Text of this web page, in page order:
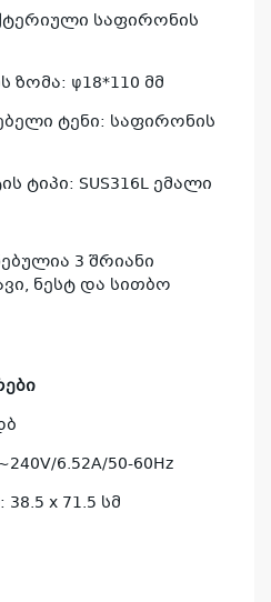
საფირონის
ზომა: φ18*110 მმ
ტენი: საფირონის
ტიპი: SUS316L ემალი
3 შრიანი
ნესტ და სითბო
6.52A/50-60Hz
x 71.5 სმ